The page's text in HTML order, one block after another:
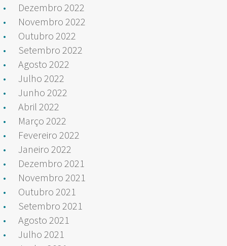
Dezembro 2022
Novembro 2022
Outubro 2022
Setembro 2022
Agosto 2022
Julho 2022
Junho 2022
Abril 2022
Março 2022
Fevereiro 2022
Janeiro 2022
Dezembro 2021
Novembro 2021
Outubro 2021
Setembro 2021
Agosto 2021
Julho 2021